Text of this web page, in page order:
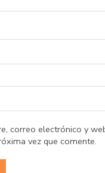
correo electrónico y
vez que comente.